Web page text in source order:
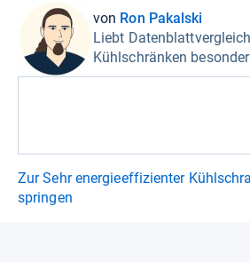
von Ron Pakalski
Liebt
Kühlschränken
Zur Sehr energieeffizienter
springen